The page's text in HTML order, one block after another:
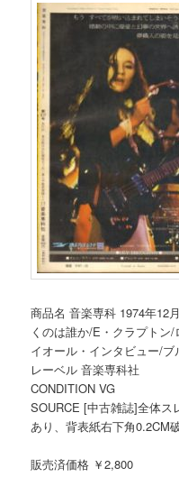
商品名 音楽専科 1974年12
くのは誰か/E・クラプトン
イオール・インタビュー/
レーベル 音楽専科社
CONDITION VG
SOURCE [中古雑誌]全体ス
あり、背表紙右下角0.2CM
販売済価格 ￥2,800